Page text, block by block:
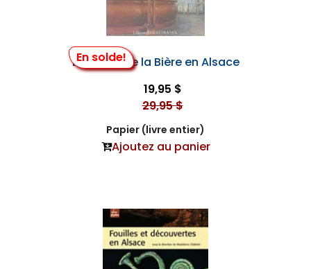
En solde!
La Route de la Bière en Alsace
19,95 $
29,95 $
Papier (livre entier)
Ajoutez au panier